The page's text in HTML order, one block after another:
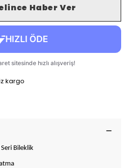
Haber Ver
kargo
Bileklik